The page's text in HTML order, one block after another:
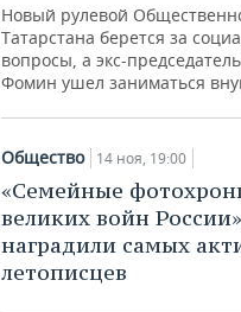
Новый рулевой
Татарстана берется за
вопросы, а экс-
Фомин ушел заниматься
Общество 14 ноя, 19:00
«Семейные
великих войн
наградили самых
летописцев